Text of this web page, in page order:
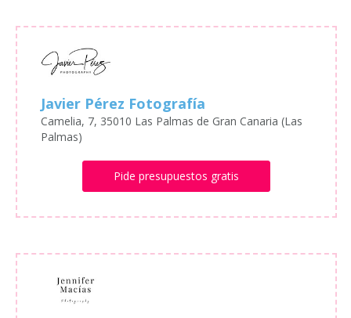
Javier Pérez Fotografía
Camelia, 7, 35010 Las Palmas de Gran Canaria (Las
Palmas)
Pide presupuestos gratis